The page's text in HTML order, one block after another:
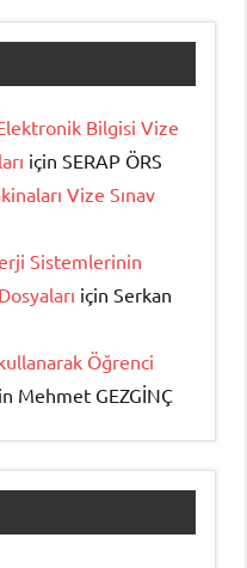
Bilgisi Vize
için SERAP ÖRS
Vize Sınav
Sistemlerinin
için Serkan
Öğrenci
Mehmet GEZGİNÇ